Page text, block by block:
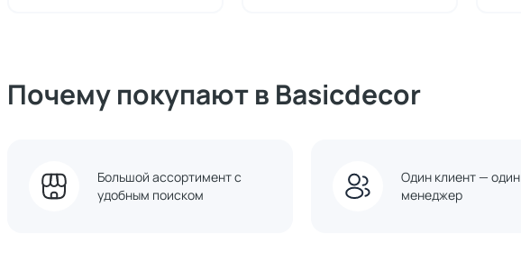
Почему покупают в Basicdecor
Большой ассортимент с
удобным поиском
Один клиент — один
менеджер